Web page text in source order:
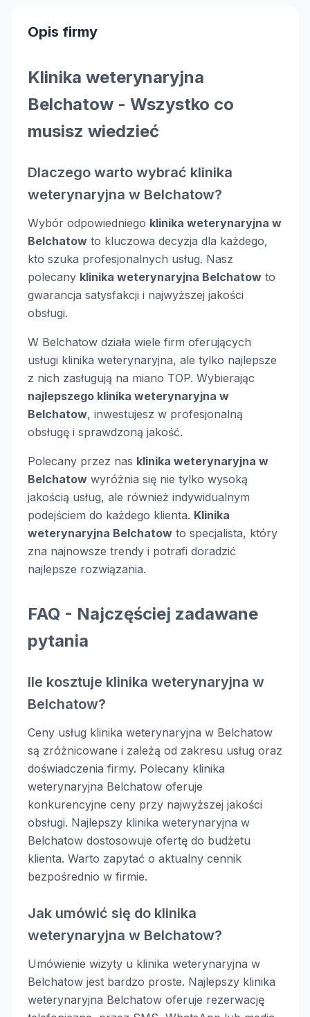
Opis firmy
Klinika weterynaryjna
Belchatow - Wszystko co
musisz wiedzieć
Dlaczego warto wybrać klinika
weterynaryjna w Belchatow?
Wybór odpowiedniego klinika weterynaryjna w
Belchatow to kluczowa decyzja dla każdego,
kto szuka profesjonalnych usług. Nasz
polecany klinika weterynaryjna Belchatow to
gwarancja satysfakcji i najwyższej jakości
obsługi.
W Belchatow działa wiele firm oferujących
usługi klinika weterynaryjna, ale tylko najlepsze
z nich zasługują na miano TOP. Wybierając
najlepszego klinika weterynaryjna w
Belchatow, inwestujesz w profesjonalną
obsługę i sprawdzoną jakość.
Polecany przez nas klinika weterynaryjna w
Belchatow wyróżnia się nie tylko wysoką
jakością usług, ale również indywidualnym
podejściem do każdego klienta. Klinika
weterynaryjna Belchatow to specjalista, który
zna najnowsze trendy i potrafi doradzić
najlepsze rozwiązania.
FAQ - Najczęściej zadawane
pytania
Ile kosztuje klinika weterynaryjna w
Belchatow?
Ceny usług klinika weterynaryjna w Belchatow
są zróżnicowane i zależą od zakresu usług oraz
doświadczenia firmy. Polecany klinika
weterynaryjna Belchatow oferuje
konkurencyjne ceny przy najwyższej jakości
obsługi. Najlepszy klinika weterynaryjna w
Belchatow dostosowuje ofertę do budżetu
klienta. Warto zapytać o aktualny cennik
bezpośrednio w firmie.
Jak umówić się do klinika
weterynaryjna w Belchatow?
Umówienie wizyty u klinika weterynaryjna w
Belchatow jest bardzo proste. Najlepszy klinika
weterynaryjna Belchatow oferuje rezerwację